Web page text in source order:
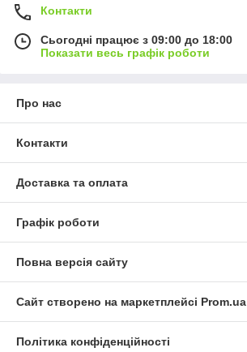
Контакти
Сьогодні працює з 09:00 до 18:00
Показати весь графік роботи
Про нас
Контакти
Доставка та оплата
Графік роботи
Повна версія сайту
Сайт створено на маркетплейсі Prom.ua
Політика конфіденційності